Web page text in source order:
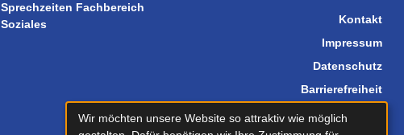
Sprechzeiten Fachbereich
Soziales
Kontakt
Impressum
Datenschutz
Barrierefreiheit
Sitemap
Wir möchten unsere Website so attraktiv wie möglich